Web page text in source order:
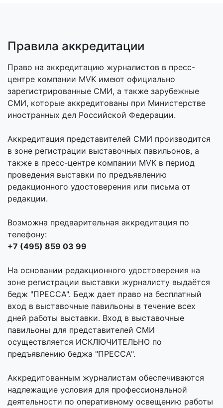
Правила аккредитации
Право на аккредитацию журналистов в пресс-
центре компании MVK имеют официально
зарегистрированные СМИ, а также зарубежные
СМИ, которые аккредитованы при Министерстве
иностранных дел Российской Федерации.
Аккредитация представителей СМИ производится
в зоне регистрации выставочных павильонов, а
также в пресс-центре компании MVK в период
проведения выставки по предъявлению
редакционного удостоверения или письма от
редакции.
Возможна предварительная аккредитация по
телефону:
+7 (495) 859 03 99
На основании редакционного удостоверения на
зоне регистрации выставки журналисту выдаётся
бедж "ПРЕССА". Бедж дает право на бесплатный
вход в выставочные павильоны в течение всех
дней работы выставки. Вход в выставочные
павильоны для представителей СМИ
осуществляется ИСКЛЮЧИТЕЛЬНО по
предъявлению беджа "ПРЕССА".
Аккредитованным журналистам обеспечиваются
надлежащие условия для профессиональной
деятельности по оперативному освещению работы